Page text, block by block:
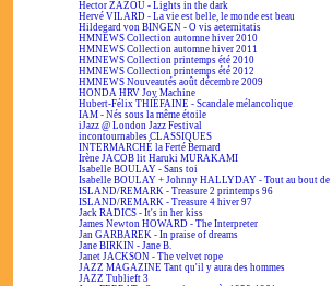
Hector ZAZOU - Lights in the dark
Hervé VILARD - La vie est belle, le monde est beau
Hildegard von BINGEN - O vis aeternitatis
HMNEWS Collection automne hiver 2010
HMNEWS Collection automne hiver 2011
HMNEWS Collection printemps été 2010
HMNEWS Collection printemps été 2012
HMNEWS Nouveautés août décembre 2009
HONDA HRV Joy Machine
Hubert-Félix THIÉFAINE - Scandale mélancolique
IAM - Nés sous la même étoile
iJazz @ London Jazz Festival
incontournables CLASSIQUES
INTERMARCHÉ la Ferté Bernard
Irène JACOB lit Haruki MURAKAMI
Isabelle BOULAY - Sans toi
Isabelle BOULAY + Johnny HALLYDAY - Tout au bout de
ISLAND/REMARK - Treasure 2 printemps 96
ISLAND/REMARK - Treasure 4 hiver 97
Jack RADICS - It's in her kiss
James Newton HOWARD - The Interpreter
Jan GARBAREK - In praise of dreams
Jane BIRKIN - Jane B.
Janet JACKSON - The velvet rope
JAZZ MAGAZINE Tant qu'il y aura des hommes
JAZZ Tublieft 3